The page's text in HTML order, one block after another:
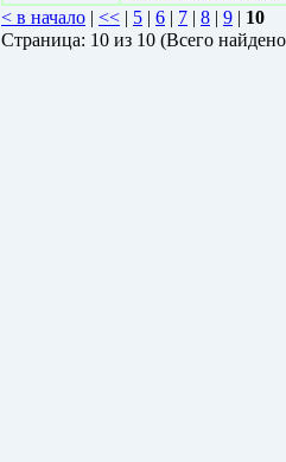
< в начало | << | 5 | 6 | 7 | 8 | 9 | 10
Страницa: 10 из 10 (Всего